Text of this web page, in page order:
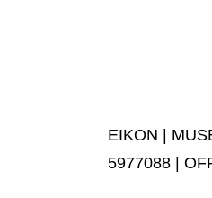
EIKON |
5977088 |